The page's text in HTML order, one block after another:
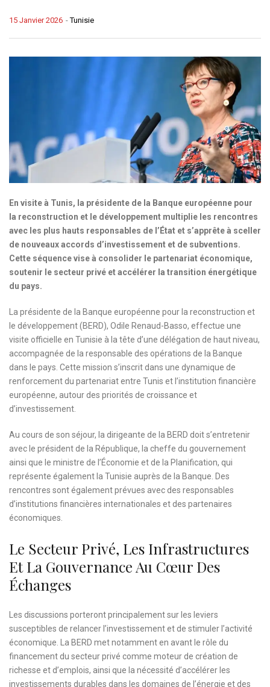
-Tunisie
15 Janvier 2026
En visite à Tunis, la présidente de la Banque européenne pour
la reconstruction et le développement multiplie les rencontres
avec les plus hauts responsables de l’État et s’apprête à sceller
de nouveaux accords d’investissement et de subventions.
Cette séquence vise à consolider le partenariat économique,
soutenir le secteur privé et accélérer la transition énergétique
du pays.
La présidente de la Banque européenne pour la reconstruction et
le développement (BERD), Odile Renaud-Basso, effectue une
visite officielle en Tunisie à la tête d’une délégation de haut niveau,
accompagnée de la responsable des opérations de la Banque
dans le pays. Cette mission s’inscrit dans une dynamique de
renforcement du partenariat entre Tunis et l’institution financière
européenne, autour des priorités de croissance et
d’investissement.
Au cours de son séjour, la dirigeante de la BERD doit s’entretenir
avec le président de la République, la cheffe du gouvernement
ainsi que le ministre de l’Économie et de la Planification, qui
représente également la Tunisie auprès de la Banque. Des
rencontres sont également prévues avec des responsables
d’institutions financières internationales et des partenaires
économiques.
Le Secteur Privé, Les Infrastructures
Et La Gouvernance Au Cœur Des
Échanges
Les discussions porteront principalement sur les leviers
susceptibles de relancer l’investissement et de stimuler l’activité
économique. La BERD met notamment en avant le rôle du
financement du secteur privé comme moteur de création de
richesse et d’emplois, ainsi que la nécessité d’accélérer les
investissements durables dans les domaines de l’énergie et des